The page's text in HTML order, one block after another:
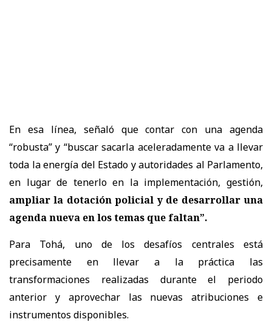
En esa línea, señaló que contar con una agenda
“robusta” y “buscar sacarla aceleradamente va a llevar
toda la energía del Estado y autoridades al Parlamento,
en lugar de tenerlo en la implementación, gestión,
ampliar la dotación policial y de desarrollar una
agenda nueva en los temas que faltan”.
Para Tohá, uno de los desafíos centrales está
precisamente en llevar a la práctica las
transformaciones realizadas durante el periodo
anterior y aprovechar las nuevas atribuciones e
instrumentos disponibles.